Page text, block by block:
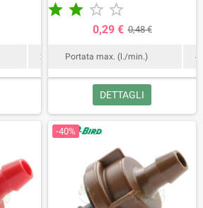
2
   
0,29 € 0,48 €
Portata max. (l./min.) 4
DETTAGLI
-40%